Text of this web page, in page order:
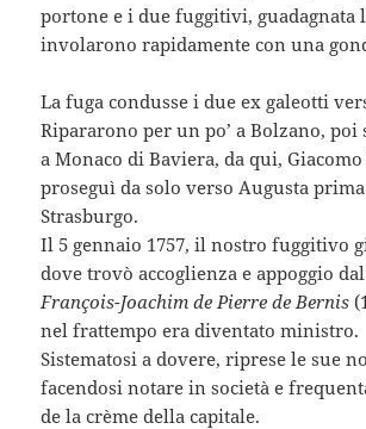
portone e i due fuggitivi, guadagnata
involarono rapidamente con una
La fuga condusse i due ex galeotti
Ripararono per un po’ a Bolzano,
a Monaco di Baviera, da qui, Giacomo
proseguì da solo verso Augusta
Strasburgo.
Il 5 gennaio 1757, il nostro fuggitivo
dove trovò accoglienza e appoggio
François-Joachim de Pierre de Bernis
nel frattempo era diventato ministro.
Sistematosi a dovere, riprese le sue
facendosi notare in società e
de la crème della capitale.